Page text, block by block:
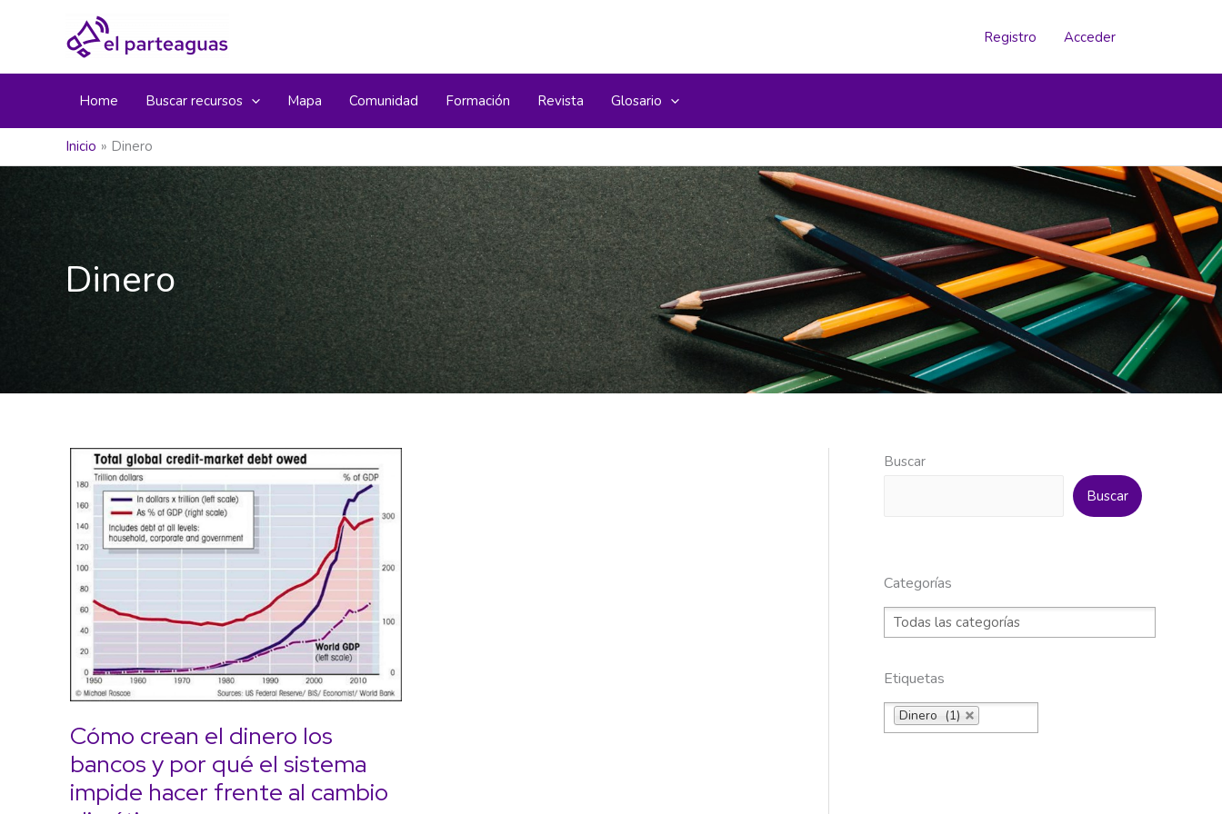
Registro Acceder
Home Buscar recursos Mapa Comunidad Formación Revista Glosario
Inicio Dinero
Dinero
Cómo crean el dinero los
bancos y por qué el sistema
impide hacer frente al cambio
Buscar
Buscar
Categorías
Etiquetas
Dinero (1)